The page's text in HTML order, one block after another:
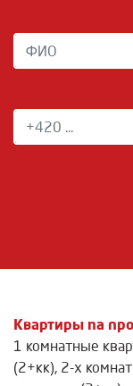
Квартиры na
1 комнатные
(2+кк), 2-х